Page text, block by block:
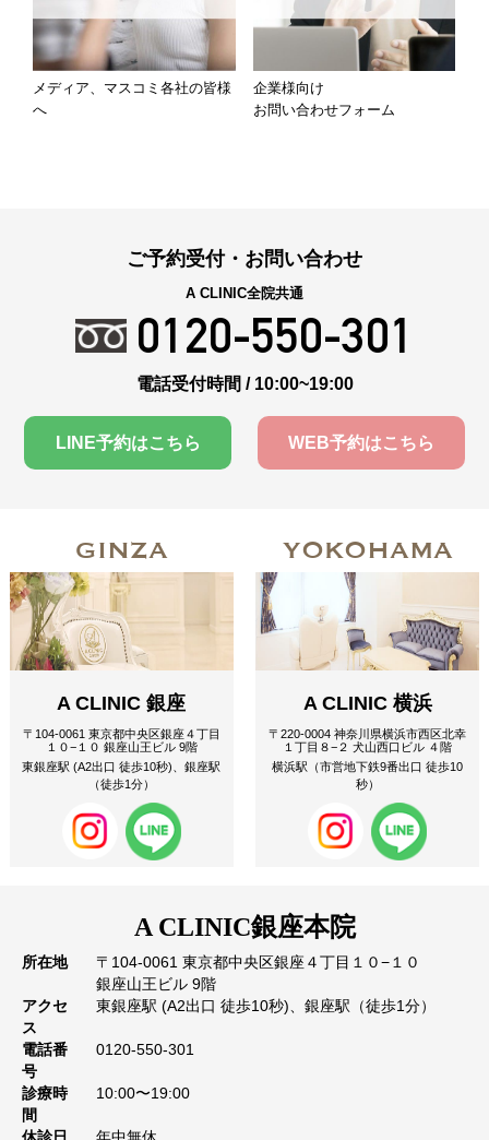
メディア、マスコミ各社の皆様
へ
企業様向け
お問い合わせフォーム
ご予約受付・お問い合わせ
A CLINIC全院共通
0120-550-301
電話受付時間 / 10:00~19:00
LINE予約はこちら WEB予約はこちら
GINZA
A CLINIC 銀座
〒104-0061 東京都中央区銀座４丁目
１０−１０ 銀座山王ビル 9階
東銀座駅 (A2出口 徒歩10秒)、銀座駅
（徒歩1分）
YOKOHAMA
A CLINIC 横浜
〒220-0004 神奈川県横浜市西区北幸
１丁目８−２ 犬山西口ビル ４階
横浜駅（市営地下鉄9番出口 徒歩10
秒）
A CLINIC銀座本院
所在地
〒104-0061 東京都中央区銀座４丁目１０−１０
銀座山王ビル 9階
アクセ
ス
東銀座駅 (A2出口 徒歩10秒)、銀座駅（徒歩1分）
電話番
号
0120-550-301
診療時
間
10:00〜19:00